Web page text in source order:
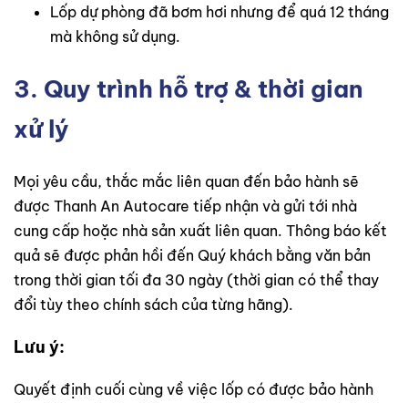
Lốp dự phòng đã bơm hơi nhưng để quá 12 tháng
mà không sử dụng.
3. Quy trình hỗ trợ & thời gian
xử lý
Mọi yêu cầu, thắc mắc liên quan đến bảo hành sẽ
được Thanh An Autocare tiếp nhận và gửi tới nhà
cung cấp hoặc nhà sản xuất liên quan. Thông báo kết
quả sẽ được phản hồi đến Quý khách bằng văn bản
trong thời gian tối đa 30 ngày (thời gian có thể thay
đổi tùy theo chính sách của từng hãng).
Lưu ý:
Quyết định cuối cùng về việc lốp có được bảo hành